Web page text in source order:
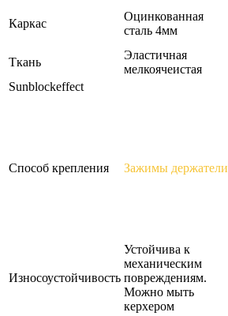
Каркас
Оцинкованная
сталь 4мм
Ткань
Эластичная
мелкоячеистая
Sunblockeffect
Способ крепления Зажимы держатели
Износоустойчивость
Устойчива к
механическим
повреждениям.
Можно мыть
керхером